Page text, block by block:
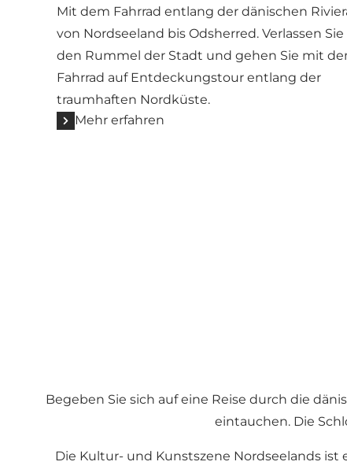
Mit dem Fahrrad entlang der dänischen
von Nordseeland bis Odsherred. Verlassen Sie
den Rummel der Stadt und gehen Sie mit
Fahrrad auf Entdeckungstour entlang der
traumhaften Nordküste.
Mehr erfahren
Begeben Sie sich auf eine Reise durch die
eintauchen. Die
Die Kultur- und Kunstszene Nordseelands